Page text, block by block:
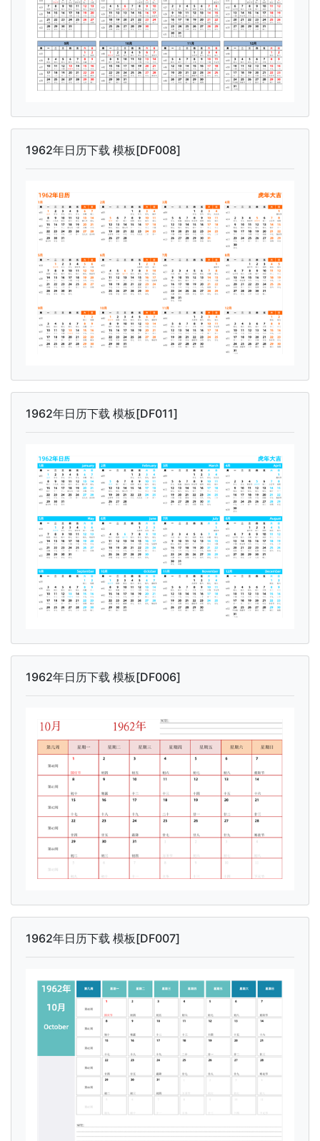
1962年日历下载 模板[DF008]
1962年日历下载 模板[DF011]
1962年日历下载 模板[DF006]
1962年日历下载 模板[DF007]